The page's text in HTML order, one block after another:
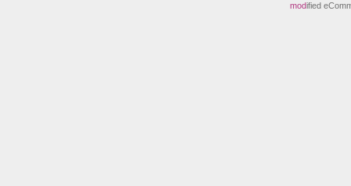
modified